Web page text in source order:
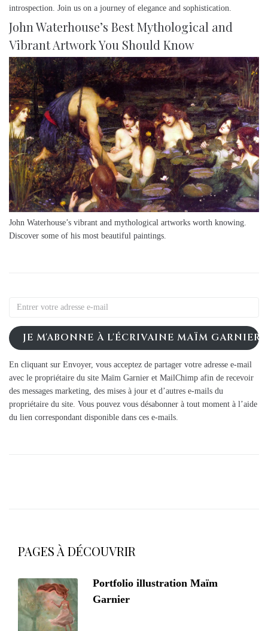
introspection. Join us on a journey of elegance and sophistication.
John Waterhouse’s Best Mythological and
Vibrant Artwork You Should Know
John Waterhouse’s vibrant and mythological artworks worth knowing.
Discover some of his most beautiful paintings.
JE M'ABONNE À L'ÉCRIVAINE MAÏM GARNIER
En cliquant sur Envoyer, vous acceptez de partager votre adresse e-mail
avec le propriétaire du site Maïm Garnier et MailChimp afin de recevoir
des messages marketing, des mises à jour et d’autres e-mails du
propriétaire du site. Vous pouvez vous désabonner à tout moment à l’aide
du lien correspondant disponible dans ces e-mails.
PAGES À DÉCOUVRIR
Portfolio illustration Maïm
Garnier